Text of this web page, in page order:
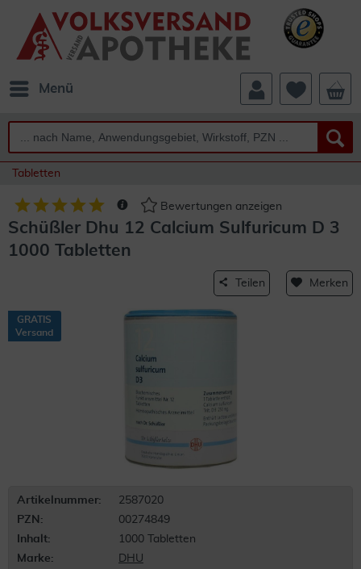
Menü
Tabletten
Bewertungen anzeigen
Schüßler Dhu 12 Calcium Sulfuricum D 3
1000 Tabletten
Teilen Merken
GRATIS
Versand
Artikelnummer:
2587020
PZN:
00274849
Inhalt:
1000 Tabletten
Marke:
DHU